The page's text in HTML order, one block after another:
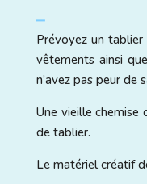
Prévoyez un
vêtements ainsi
n’avez pas peur de
Une vieille chemise
de tablier.
Le matériel créatif